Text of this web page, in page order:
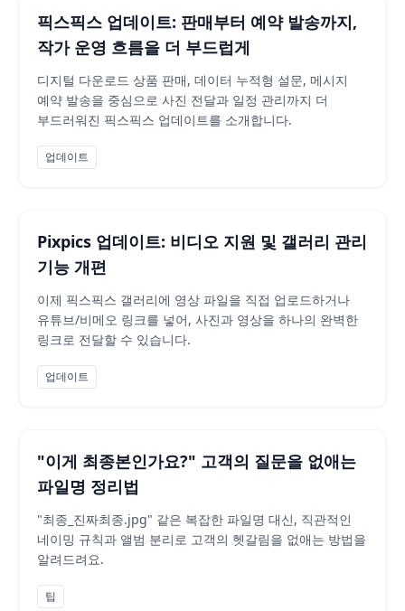
리뷰 요청은 어떤 방식으로 가나요?
카카오톡 알림톡이나 이메일로 발송할 수 있고, 고객은 전용 페
픽스픽스 업데이트: 판매부터 예약 발송까지,
작가 운영 흐름을 더 부드럽게
디지털 다운로드 상품 판매, 데이터 누적형 설문, 메시지
예약 발송을 중심으로 사진 전달과 일정 관리까지 더
부드러워진 픽스픽스 업데이트를 소개합니다.
업데이트
Pixpics 업데이트: 비디오 지원 및 갤러리 관리
기능 개편
이제 픽스픽스 갤러리에 영상 파일을 직접 업로드하거나
유튜브/비메오 링크를 넣어, 사진과 영상을 하나의 완벽한
링크로 전달할 수 있습니다.
업데이트
"이게 최종본인가요?" 고객의 질문을 없애는
파일명 정리법
"최종_진짜최종.jpg" 같은 복잡한 파일명 대신, 직관적인
네이밍 규칙과 앨범 분리로 고객의 헷갈림을 없애는 방법을
알려드려요.
팁